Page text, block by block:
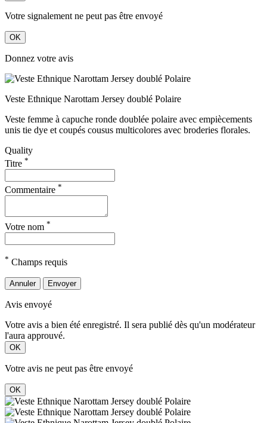
Votre signalement ne peut pas être envoyé
OK
Donnez votre avis
Veste Ethnique Narottam Jersey doublé Polaire
Veste femme à capuche ronde doublée polaire avec empiècements
unis tie dye et coupés cousus multicolores avec broderies florales.
Quality
Titre *
Commentaire *
Votre nom *
* Champs requis
Annuler Envoyer
Avis envoyé
Votre avis a bien été enregistré. Il sera publié dès qu'un modérateur
l'aura approuvé.
OK
Votre avis ne peut pas être envoyé
OK